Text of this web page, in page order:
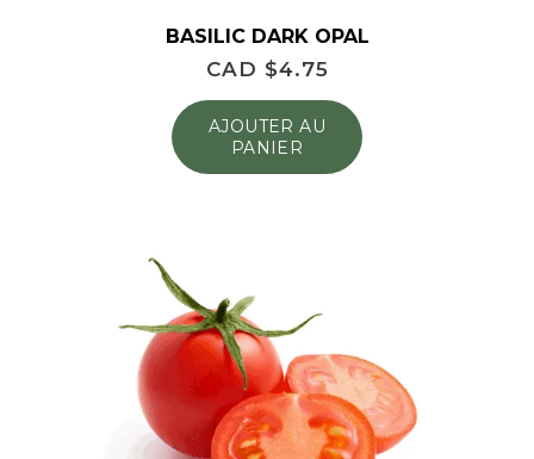
BASILIC DARK OPAL
CAD $4.75
AJOUTER AU
PANIER